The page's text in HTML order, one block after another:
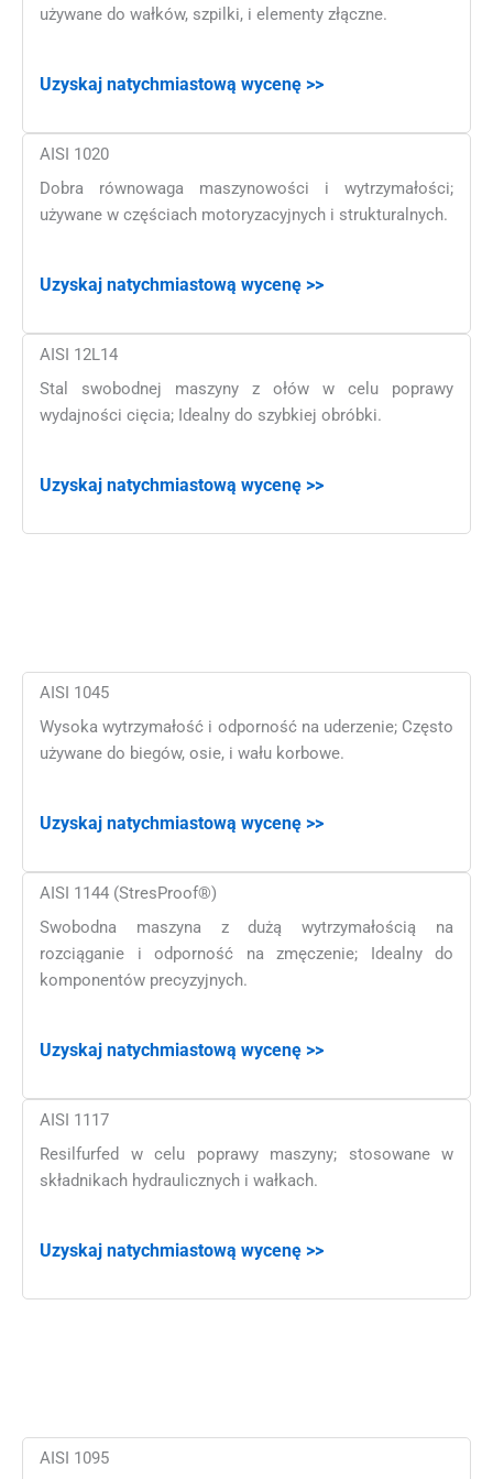
używane do wałków, szpilki, i elementy złączne.
Uzyskaj natychmiastową wycenę >>
AISI 1020
Dobra równowaga maszynowości i wytrzymałości;
używane w częściach motoryzacyjnych i strukturalnych.
Uzyskaj natychmiastową wycenę >>
AISI 12L14
Stal swobodnej maszyny z ołów w celu poprawy
wydajności cięcia; Idealny do szybkiej obróbki.
Uzyskaj natychmiastową wycenę >>
AISI 1045
Wysoka wytrzymałość i odporność na uderzenie; Często
używane do biegów, osie, i wału korbowe.
Uzyskaj natychmiastową wycenę >>
AISI 1144 (StresProof®)
Swobodna maszyna z dużą wytrzymałością na
rozciąganie i odporność na zmęczenie; Idealny do
komponentów precyzyjnych.
Uzyskaj natychmiastową wycenę >>
AISI 1117
Resilfurfed w celu poprawy maszyny; stosowane w
składnikach hydraulicznych i wałkach.
Uzyskaj natychmiastową wycenę >>
AISI 1095